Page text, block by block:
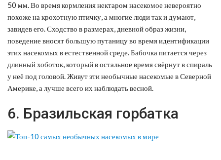
50 мм. Во время кормления нектаром насекомое невероятно
похоже на крохотную птичку, а многие люди так и думают,
завидев его. Сходство в размерах, дневной образ жизни,
поведение вносят большую путаницу во время идентификации
этих насекомых в естественной среде. Бабочка питается через
длинный хоботок, который в остальное время свёрнут в спираль
у неё под головой. Живут эти необычные насекомые в Северной
Америке, а лучше всего их наблюдать весной.
6. Бразильская горбатка